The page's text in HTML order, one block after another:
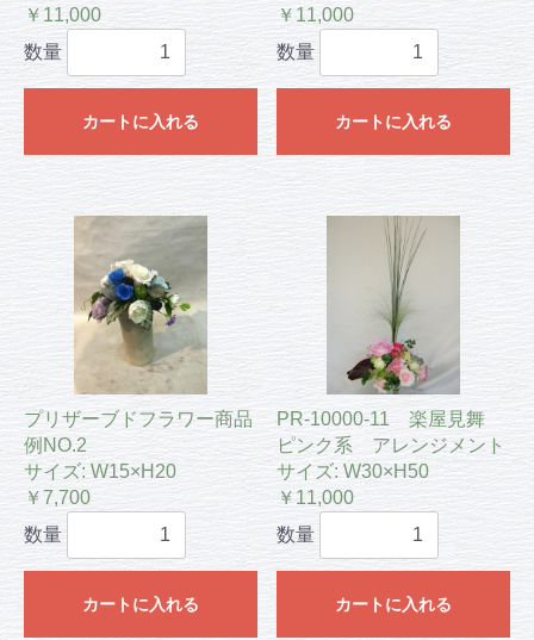
￥11,000
数量
カートに入れる
￥11,000
数量
カートに入れる
プリザーブドフラワー商品
例NO.2
サイズ: W15×H20
￥7,700
数量
カートに入れる
PR-10000-11 楽屋見舞
ピンク系 アレンジメント
サイズ: W30×H50
￥11,000
数量
カートに入れる